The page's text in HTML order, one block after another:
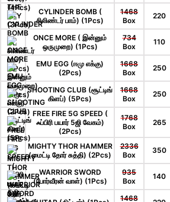
CYLINDER BOMB (
சிலிண்டர் பாம்) (1Pcs)
1468
Box
220
ONCE MORE ( இன்னும்
ஒருமுறை) (1Pcs)
734
Box
110
EMU EGG (ஈமு எக்கு)
(2Pcs)
1668
Box
250
SHOOTING CLUB (சூட்டிங்
கிளப்) (5Pcs)
1668
Box
250
FREE FIRE 5G SPEED (
ஃப்பிரி பயார் 5ஜி வேகம்)
(2Pcs)
1768
Box
265
MIGHTY THOR HAMMER
(மைட்டி தோர் சுத்தி) (2Pcs)
2336
Box
350
WARRIOR SWORD
(போர்வீரன் வாள்) (1Pcs)
935
Box
140
1468